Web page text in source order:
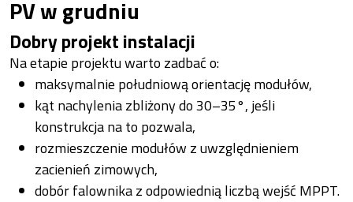
PV w grudniu
Dobry projekt instalacji
Na etapie projektu warto zadbać o:
maksymalnie południową orientację modułów,
kąt nachylenia zbliżony do 30–35°, jeśli
konstrukcja na to pozwala,
rozmieszczenie modułów z uwzględnieniem
zacienień zimowych,
dobór falownika z odpowiednią liczbą wejść MPPT.